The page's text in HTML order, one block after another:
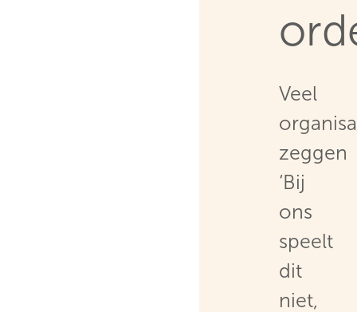
Veel
zeggen
‘Bij
ons
speelt
dit
niet,